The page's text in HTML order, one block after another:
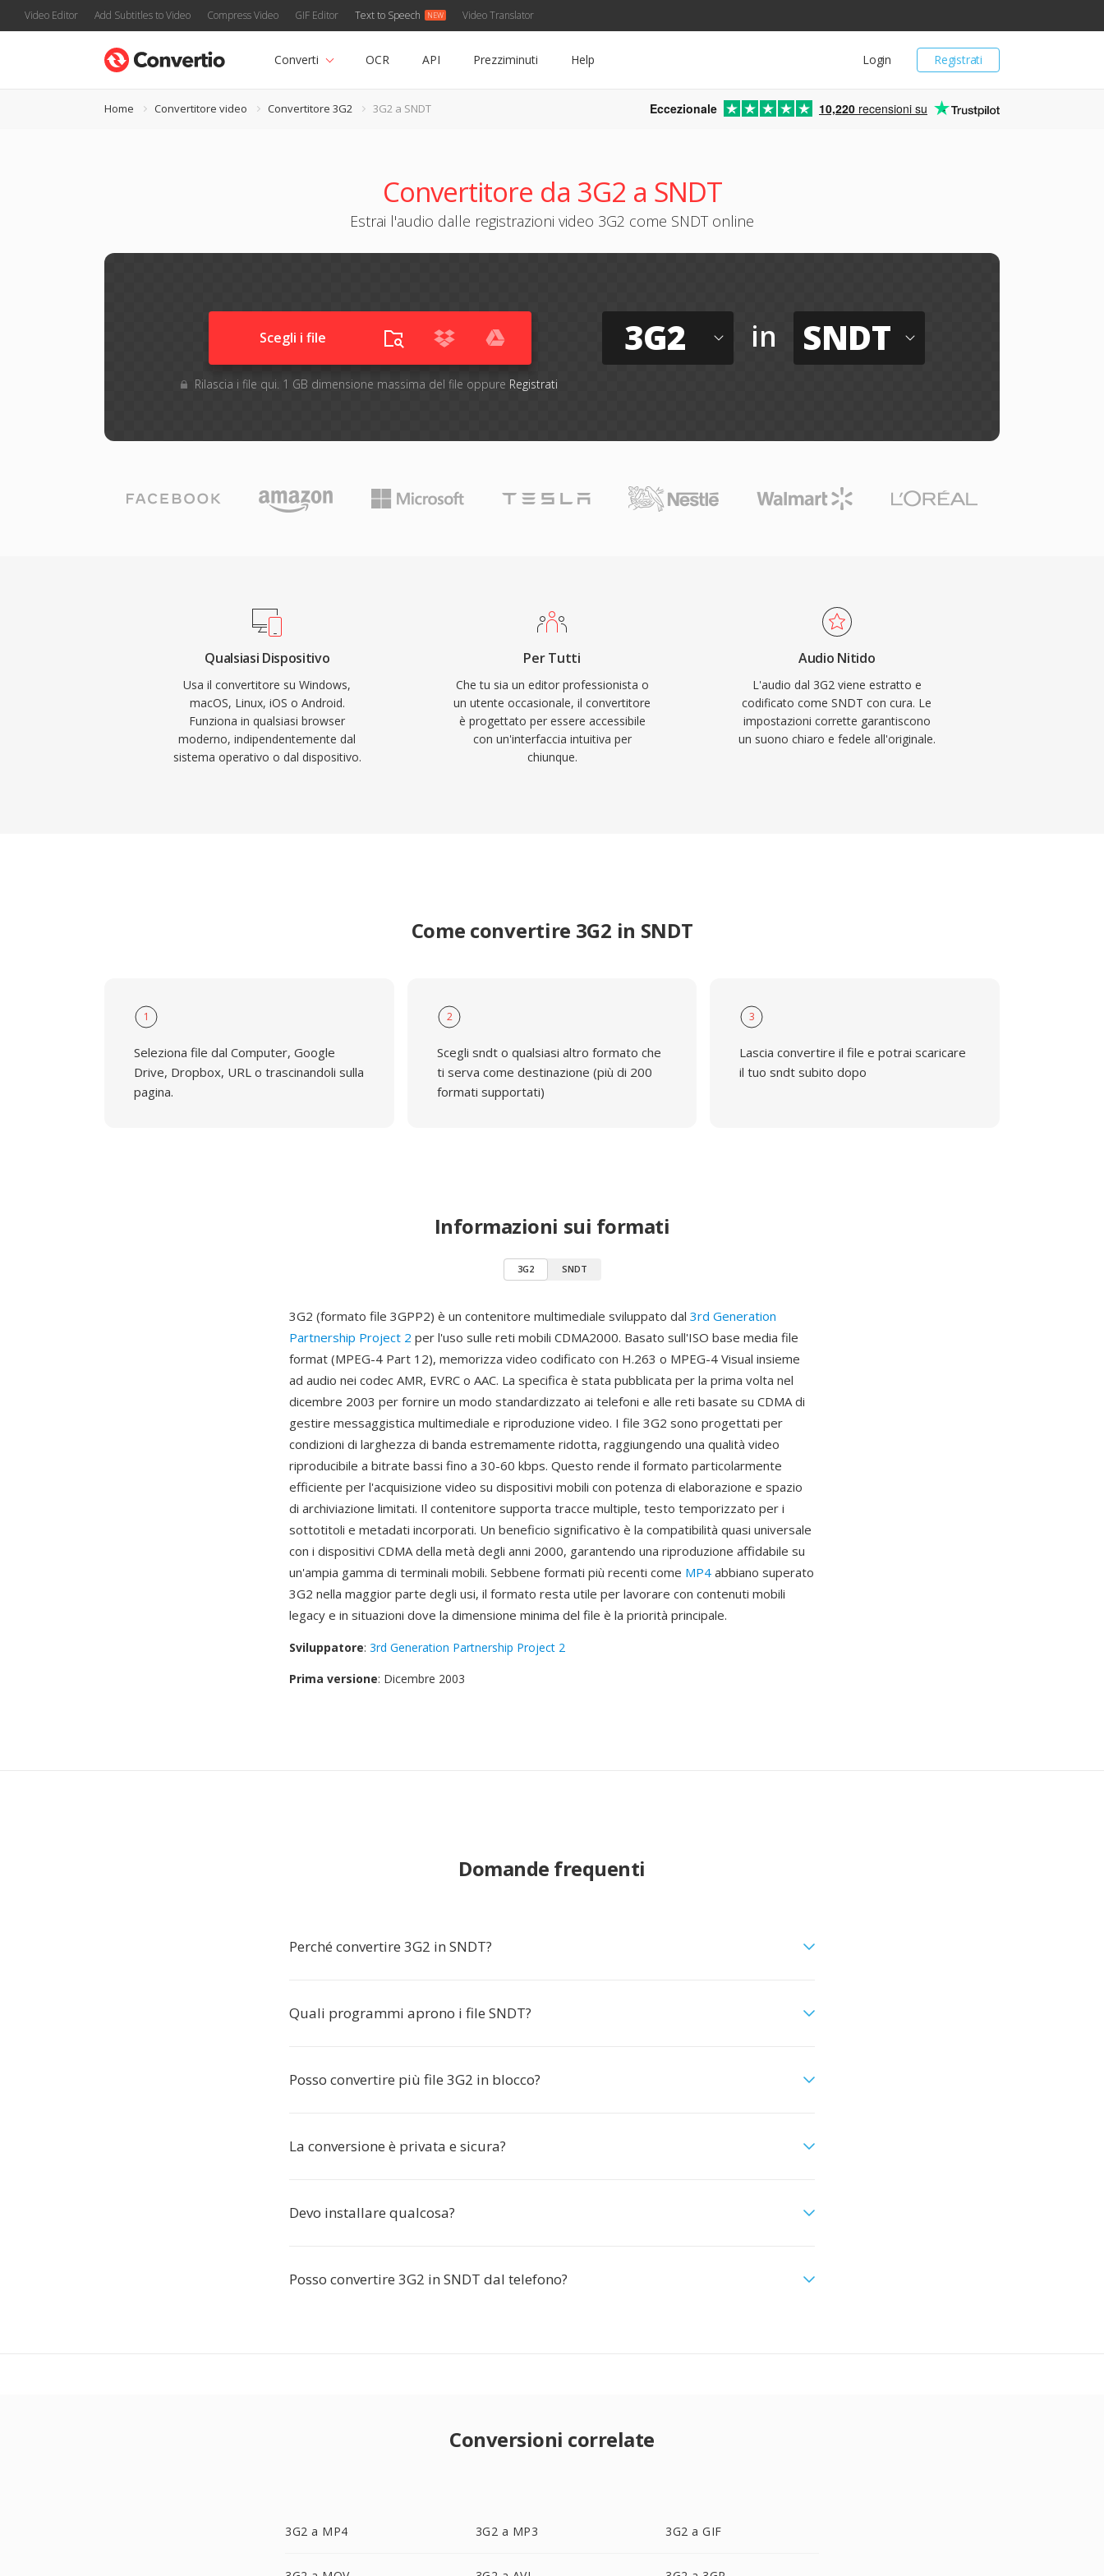
Video Editor Add Subtitles to Video Compress Video GIF Editor Text to Speech Video Translator
Registrati
Login
Converti OCR API Prezziminuti Help
Home Convertitore video Convertitore 3G2 3G2 a SNDT Eccezionale 10,220 recensioni su
Convertitore da 3G2 a SNDT
Estrai l'audio dalle registrazioni video 3G2 come SNDT online
Scegli i file
Rilascia i file qui. 1 GB dimensione massima del file oppure Registrati
3G2 in SNDT
Qualsiasi Dispositivo
Usa il convertitore su Windows,
macOS, Linux, iOS o Android.
Funziona in qualsiasi browser
moderno, indipendentemente dal
sistema operativo o dal dispositivo.
Per Tutti
Che tu sia un editor professionista o
un utente occasionale, il convertitore
è progettato per essere accessibile
con un'interfaccia intuitiva per
chiunque.
Audio Nitido
L'audio dal 3G2 viene estratto e
codificato come SNDT con cura. Le
impostazioni corrette garantiscono
un suono chiaro e fedele all'originale.
Come convertire 3G2 in SNDT
1
Seleziona file dal Computer, Google
Drive, Dropbox, URL o trascinandoli sulla
pagina.
2
Scegli sndt o qualsiasi altro formato che
ti serva come destinazione (più di 200
formati supportati)
3
Lascia convertire il file e potrai scaricare
il tuo sndt subito dopo
Informazioni sui formati
3G2 SNDT
3G2 (formato file 3GPP2) è un contenitore multimediale sviluppato dal 3rd Generation
Partnership Project 2 per l'uso sulle reti mobili CDMA2000. Basato sull'ISO base media file
format (MPEG-4 Part 12), memorizza video codificato con H.263 o MPEG-4 Visual insieme
ad audio nei codec AMR, EVRC o AAC. La specifica è stata pubblicata per la prima volta nel
dicembre 2003 per fornire un modo standardizzato ai telefoni e alle reti basate su CDMA di
gestire messaggistica multimediale e riproduzione video. I file 3G2 sono progettati per
condizioni di larghezza di banda estremamente ridotta, raggiungendo una qualità video
riproducibile a bitrate bassi fino a 30-60 kbps. Questo rende il formato particolarmente
efficiente per l'acquisizione video su dispositivi mobili con potenza di elaborazione e spazio
di archiviazione limitati. Il contenitore supporta tracce multiple, testo temporizzato per i
sottotitoli e metadati incorporati. Un beneficio significativo è la compatibilità quasi universale
con i dispositivi CDMA della metà degli anni 2000, garantendo una riproduzione affidabile su
un'ampia gamma di terminali mobili. Sebbene formati più recenti come MP4 abbiano superato
3G2 nella maggior parte degli usi, il formato resta utile per lavorare con contenuti mobili
legacy e in situazioni dove la dimensione minima del file è la priorità principale.
Sviluppatore: 3rd Generation Partnership Project 2
Prima versione: Dicembre 2003
Domande frequenti
Perché convertire 3G2 in SNDT?
Quali programmi aprono i file SNDT?
Posso convertire più file 3G2 in blocco?
La conversione è privata e sicura?
Devo installare qualcosa?
Posso convertire 3G2 in SNDT dal telefono?
Conversioni correlate
3G2 a MP4 3G2 a MP3 3G2 a GIF